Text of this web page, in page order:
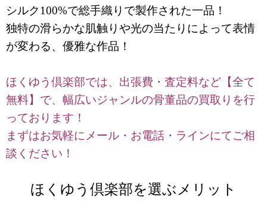
シルク100%で総手織りで製作された一品！
独特の滑らかな肌触りや光の当たりによって表情
が変わる、優雅な作品！
ほくゆう倶楽部では、出張費・査定料など【全て
無料】で、幅広いジャンルの骨董品の買取りを行
っております！
まずはお気軽にメール・お電話・ラインにてご相
談ください！
ほくゆう倶楽部を選ぶメリット